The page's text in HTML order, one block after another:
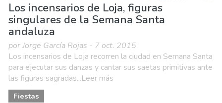
Los incensarios de Loja, figuras
singulares de la Semana Santa
andaluza
por Jorge García Rojas - 7 oct. 2015
Los incensarios de Loja recorren la ciudad en Semana Santa
para ejecutar sus danzas y cantar sus saetas primitivas ante
las figuras sagradas...Leer más
Fiestas